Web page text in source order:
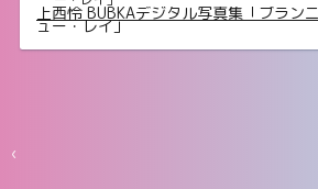
上西怜 BUBKAデジタル写真集「ブランニ
ュー・レイ」
‹